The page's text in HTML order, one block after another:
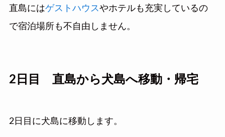
直島にはゲストハウスやホテルも充実しているの
で宿泊場所も不自由しません。
2日目 直島から犬島へ移動・帰宅
2日目に犬島に移動します。